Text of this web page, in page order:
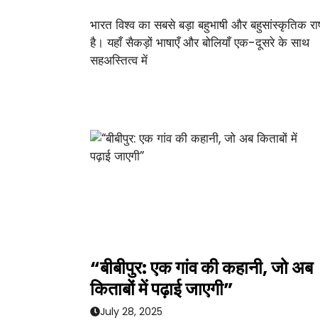
भारत विश्व का सबसे बड़ा बहुभाषी और बहुसांस्कृतिक
है। यहाँ सैकड़ों भाषाएँ और बोलियाँ एक-दूसरे के साथ
सहअस्तित्व में
“बीबीपुर: एक गांव की कहानी, जो अब
किताबों में पढ़ाई जाएगी”
July 28, 2025